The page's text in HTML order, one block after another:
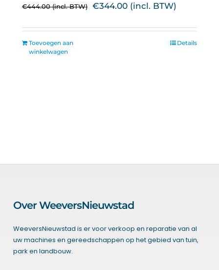
€444.00
Oorspronkelijke
€344.00
Toevoegen aan
winkelwagen
Details
Over WeeversNieuwstad
WeeversNieuwstad is er voor verkoop en reparatie van al
uw machines en gereedschappen op het gebied van tuin,
park en landbouw.